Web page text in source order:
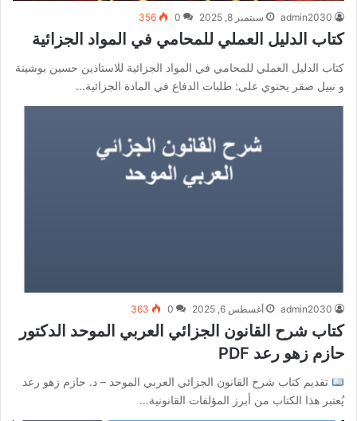
admin2030 سبتمبر 8, 2025 0
356
كتاب الدليل العملي للمحامي في المواد الجزائية
كتاب الدليل العملي للمحامي في المواد الجزائية للاستاذين حسين بوشينة
و نبيل صقر يحتوي على: طلبات الدفاع في المادة الجزائية…
admin2030 أغسطس 6, 2025 0
363
كتاب شرح القانون الجزائي العربي الموحد الدكتور
حازم زهو رعد PDF
تقديم كتاب شرح القانون الجزائي العربي الموحد – د. حازم زهو رعد
يُعتبر هذا الكتاب من أبرز المؤلفات القانونية…